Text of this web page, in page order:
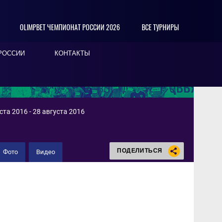
OLIMPBET ЧЕМПИОНАТ РОССИИ 2026 ВСЕ ТУРНИРЫ
КОНТАКТЫ
2016 - 28 августа 2016
Фото Видео ПОДЕЛИТЬСЯ